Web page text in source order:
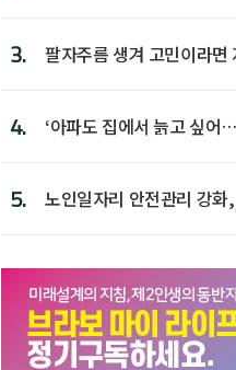
3. 팔자주름 생겨 고민이라면
4.
‘아파도 집에서 늙고 싶어
5.
노인일자리 안전관리 강